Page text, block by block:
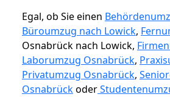
Egal, ob Sie einen
Büroumzug nach Lowick,
Osnabrück nach Lowick,
Laborumzug Osnabrück,
Privatumzug Osnabrück,
Osnabrückoder